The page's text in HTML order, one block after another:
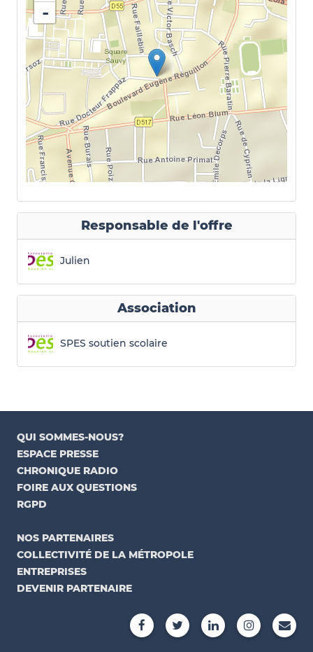
-
Responsable de l'offre
Julien
Association
SPES soutien scolaire
QUI SOMMES-NOUS?
ESPACE PRESSE
CHRONIQUE RADIO
FOIRE AUX QUESTIONS
RGPD
NOS PARTENAIRES
COLLECTIVITÉ DE LA MÉTROPOLE
ENTREPRISES
DEVENIR PARTENAIRE